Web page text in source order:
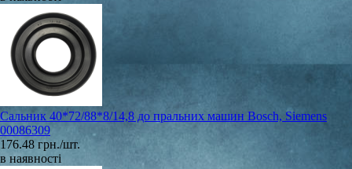
Сальник 40*72/88*8/14,8 до пральних машин Bosch, Siemens
00086309
176.48 грн./шт.
в наявності